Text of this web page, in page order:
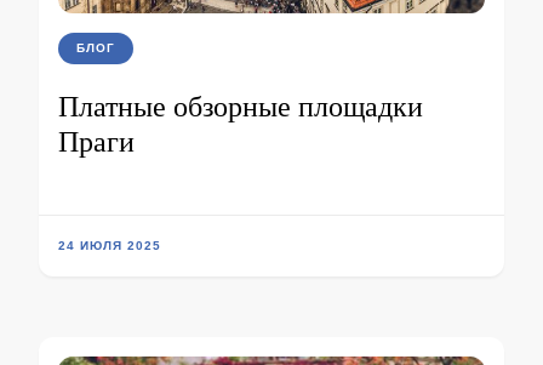
БЛОГ
Платные обзорные площадки
Праги
24 ИЮЛЯ 2025